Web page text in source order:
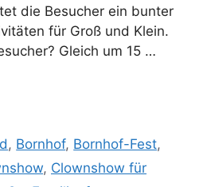
die Besucher ein bunter
für Groß und Klein.
Gleich um 15 …
, Bornhof, Bornhof-Fest,
, Clownshow für